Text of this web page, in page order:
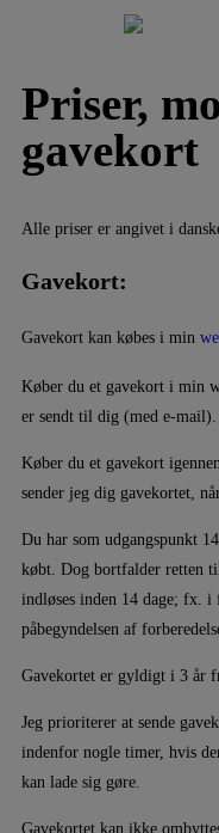
Priser,
gavekort
Alle priser er angivet i
Gavekort:
Gavekort kan købes i min
Køber du et gavekort i min
er sendt til dig (med e-mail).
Køber du et gavekort
sender jeg dig gavekortet,
Du har som udgangspunkt
købt. Dog bortfalder retten
indløses inden 14 dage; fx.
påbegyndelsen af
Gavekortet er gyldigt i 3 år
Jeg prioriterer at sende
indenfor nogle timer, hvis
kan lade sig gøre.
Gavekortet kan ikke